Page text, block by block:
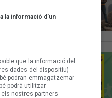
la informació d’un
que la informació del
dades del dispositiu)
podran emmagatzemar-
podrà utilitzar
nostres partners